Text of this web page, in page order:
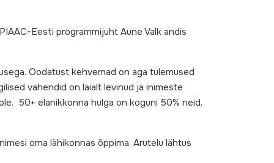
Eesti programmijuht Aune Valk andis
Oodatust kehvemad on aga tulemused
vahendid on laialt levinud ja inimeste
50+ elanikkonna hulga on koguni 50% neid,
oma lähikonnas õppima. Arutelu lähtus